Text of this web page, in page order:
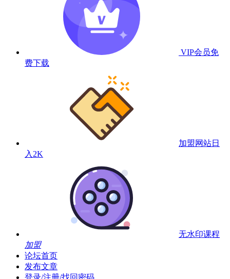
VIP会员免
费下载
加盟网站日
入2K
无水印课程
加盟
论坛首页
发布文章
登录/注册/找回密码